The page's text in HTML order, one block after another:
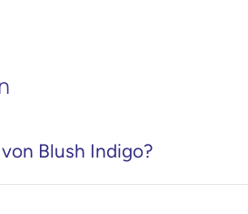
Blush Indigo?